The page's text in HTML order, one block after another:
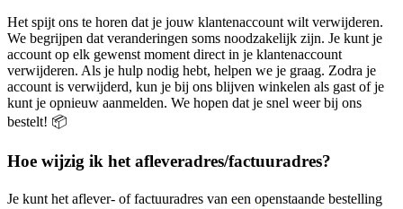
Het spijt ons te horen dat je jouw klantenaccount wilt verwijderen.
We begrijpen dat veranderingen soms noodzakelijk zijn. Je kunt je
account op elk gewenst moment direct in je klantenaccount
verwijderen. Als je hulp nodig hebt, helpen we je graag. Zodra je
account is verwijderd, kun je bij ons blijven winkelen als gast of je
kunt je opnieuw aanmelden. We hopen dat je snel weer bij ons
bestelt! 📦
Hoe wijzig ik het afleveradres/factuuradres?
Je kunt het aflever- of factuuradres van een openstaande bestelling